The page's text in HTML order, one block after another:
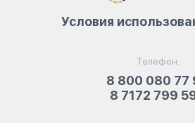
Телефон:
8 800 080 77
8 7172 799
Условия